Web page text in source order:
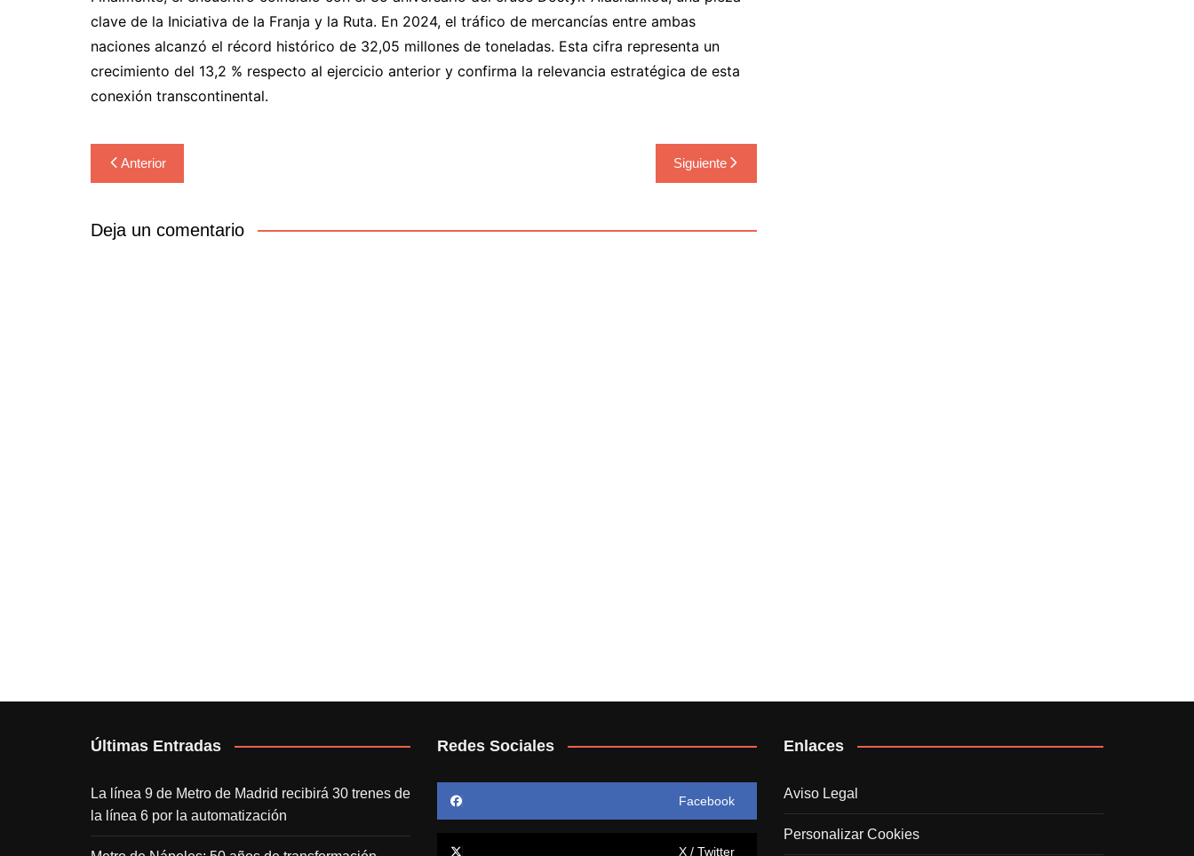
clave de la Iniciativa de la Franja y la Ruta. En 2024, el tráfico de mercancías entre ambas
naciones alcanzó el récord histórico de 32,05 millones de toneladas. Esta cifra representa un
crecimiento del 13,2 % respecto al ejercicio anterior y confirma la relevancia estratégica de esta
conexión transcontinental.
Navegación
de
entradas
Anterior Siguiente
Deja un comentario
Últimas Entradas
La línea 9 de Metro de Madrid recibirá 30 trenes de
la línea 6 por la automatización
Redes Sociales
Facebook
X / Twitter
Enlaces
Aviso Legal
Personalizar Cookies